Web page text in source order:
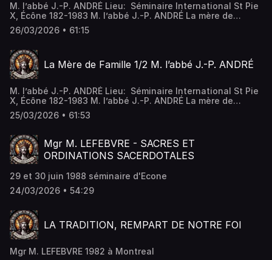
M. l’abbé J.-P. ANDRÉ Lieu: Séminaire International St Pie
X, Écône 182-1983 M. l’abbé J.-P. ANDRÉ La mère de
famille - La maternité et sa grandeur. - Le rôle social de la
mère au foyer. - Le rôle publique de la femme. - La
26/03/2026 • 61:15
La Mère de Famille 1/2 M. l’abbé J.-P. ANDRÉ
M. l’abbé J.-P. ANDRÉ Lieu: Séminaire International St Pie
X, Écône 182-1983 M. l’abbé J.-P. ANDRÉ La mère de
famille - La maternité et sa grandeur. - Le rôle social de la
mère au foyer. - Le rôle publique de la femme. - La
25/03/2026 • 61:53
Mgr M. LEFEBVRE - SACRES ET
ORDINATIONS SACERDOTALES
29 et 30 juin 1988 séminaire d'Econe
24/03/2026 • 54:29
LA TRADITION, REMPART DE NOTRE FOI
Mgr M. LEFEBVRE 1982 à Montreal